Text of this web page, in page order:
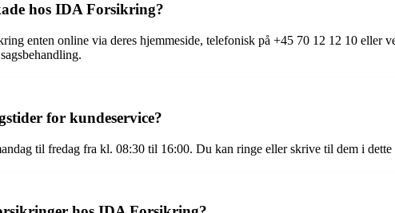
hos IDA Forsikring?
enten online via deres hjemmeside, telefonisk på +45 70 12 12 10 eller
for kundeservice?
til fredag fra kl. 08:30 til 16:00. Du kan ringe eller skrive til dem i